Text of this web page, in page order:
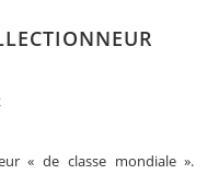
« de classe mondiale ».